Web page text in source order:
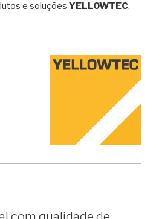
e soluções YELLOWTEC.